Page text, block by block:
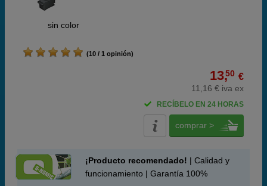
sin color
(10 / 1 opinión)
13,50 €
11,16 € iva ex
RECÍBELO EN 24 HORAS
comprar >
¡Producto recomendado! | Calidad y
funcionamiento | Garantía 100%